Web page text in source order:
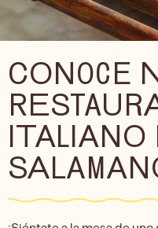
CONOCE
ITALIANO